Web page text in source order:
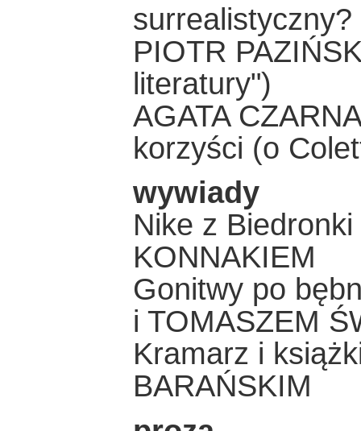
surrealistyczny?
PIOTR
literatury")
AGATA
korzyści (o
wywiady
Nike z
KONNAKIEM
Gonitwy po
i TOMASZEM
Kramarz i
BARAŃSKIM